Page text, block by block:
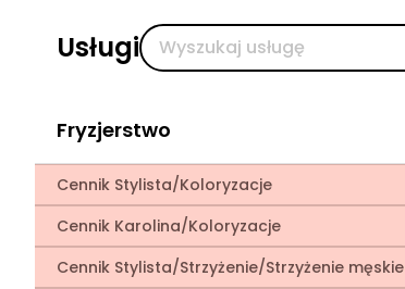
Usługi
Fryzjerstwo
Cennik Stylista/Koloryzacje
Cennik Karolina/Koloryzacje
Cennik Stylista/Strzyżenie/Strzyżenie męskie